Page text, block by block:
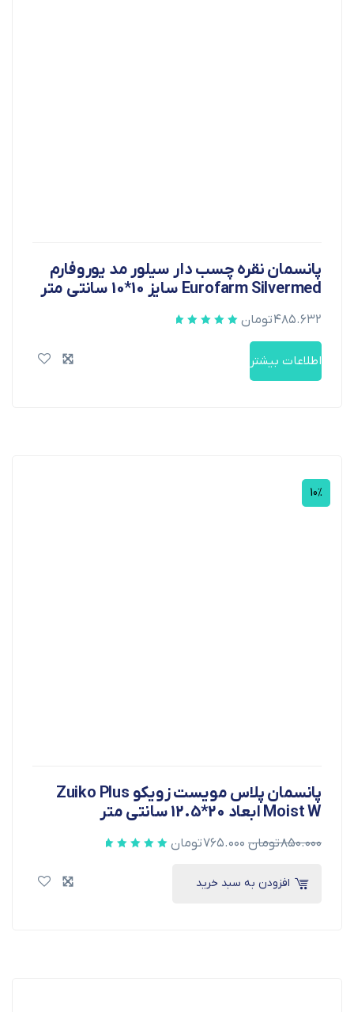
پانسمان نقره چسب دار سیلور مد یوروفارم
Eurofarm Silvermed سایز 10*10 سانتی متر
۴۸۵.۶۳۲تومان
اطلاعات بیشتر
پانسمان پلاس مویست زویکو Zuiko Plus
Moist W ابعاد 20*12.5 سانتی متر
۸۵۰.۰۰۰تومان ۷۶۵.۰۰۰تومان
افزودن به سبد خرید